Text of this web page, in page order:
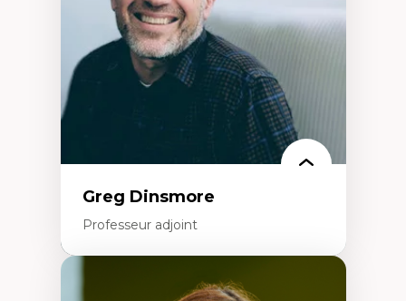
Mouvements sociaux
Théories de l’État
Greg Dinsmore
Professeur adjoint